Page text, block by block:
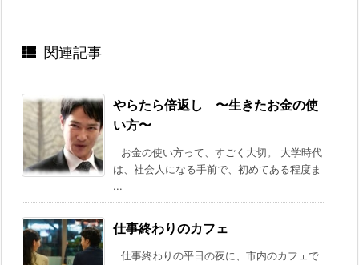
関連記事
やらたら倍返し 〜生きたお金の使
い方〜
お金の使い方って、すごく大切。 大学時代
は、社会人になる手前で、初めてある程度ま
...
仕事終わりのカフェ
仕事終わりの平日の夜に、市内のカフェで